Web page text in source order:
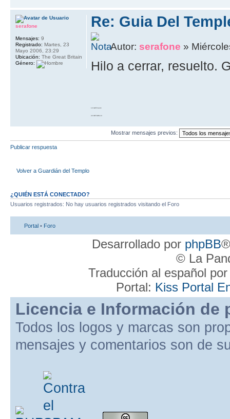
Re: Guia Del
Autor: serafone »
Hilo a cerrar, resuelto.
10 GOTO work
20 RETURN 10
serafone
Mensajes: 9
Registrado: Martes, 23
Mayo 2006, 23:29
Ubicación: The Great Britain
Género:
Mostrar mensajes previos:
Publicar respuesta
Volver a Guardián del Templo
¿QUIÉN ESTÁ CONECTADO?
Usuarios registrados: No hay usuarios registrados visitando el Foro
Portal • Foro
Desarrollado por phpBB
© La
Traducción al español
Portal: Kiss Portal
Licencia e Información de
Todos los logos y marcas son
mensajes y comentarios son de